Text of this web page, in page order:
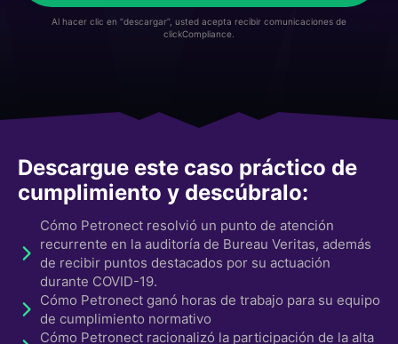
Al hacer clic en “descargar”, usted acepta recibir comunicaciones de
clickCompliance.
Descargue este caso práctico de
cumplimiento y descúbralo:
Cómo Petronect resolvió un punto de atención
recurrente en la auditoría de Bureau Veritas, además
de recibir puntos destacados por su actuación
durante COVID-19.
Cómo Petronect ganó horas de trabajo para su equipo
de cumplimiento normativo
Cómo Petronect racionalizó la participación de la alta